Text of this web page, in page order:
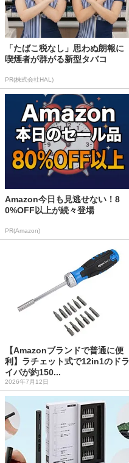
「たばこ税なし」思わぬ朗報に
喫煙者が群がる新型タバコ
PR(株式会社HAL)
Amazon今日も見逃せない！8
0%OFF以上が続々登場
PR(Amazon)
【Amazonブランドで普通に便
利】ラチェット式で12in1のドラ
イバが約150...
2026年7月12日